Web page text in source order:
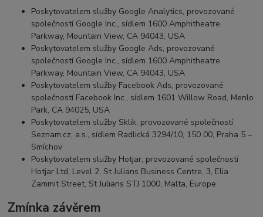
Poskytovatelem služby Google Analytics, provozované
společností Google Inc., sídlem 1600 Amphitheatre
Parkway, Mountain View, CA 94043, USA
Poskytovatelem služby Google Ads, provozované
společností Google Inc., sídlem 1600 Amphitheatre
Parkway, Mountain View, CA 94043, USA
Poskytovatelem služby Facebook Ads, provozované
společností Facebook Inc., sídlem 1601 Willow Road, Menlo
Park, CA 94025, USA
Poskytovatelem služby Sklik, provozované společností
Seznam.cz, a.s., sídlem Radlická 3294/10, 150 00, Praha 5 –
Smíchov
Poskytovatelem služby Hotjar, provozované společností
Hotjar Ltd, Level 2, St Julians Business Centre, 3, Elia
Zammit Street, St Julians STJ 1000, Malta, Europe
Zmínka závěrem